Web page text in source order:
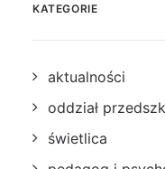
KATEGORIE
aktualności
oddział
świetlica